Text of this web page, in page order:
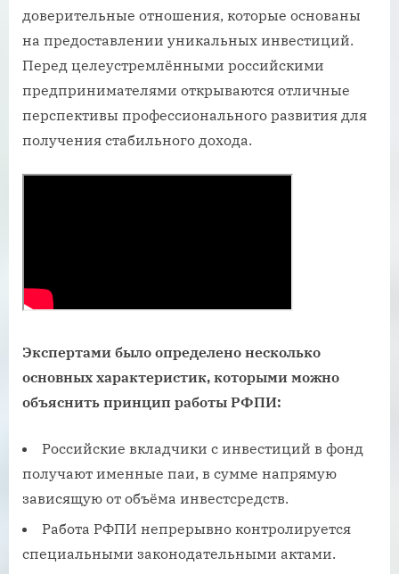
доверительные отношения, которые основаны
на предоставлении уникальных инвестиций.
Перед целеустремлёнными российскими
предпринимателями открываются отличные
перспективы профессионального развития для
получения стабильного дохода.
Экспертами было определено несколько
основных характеристик, которыми можно
объяснить принцип работы РФПИ:
Российские вкладчики с инвестиций в фонд
получают именные паи, в сумме напрямую
зависящую от объёма инвестсредств.
Работа РФПИ непрерывно контролируется
специальными законодательными актами.